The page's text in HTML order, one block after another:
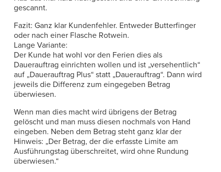
gescannt.
Fazit: Ganz klar Kundenfehler. Entweder Butterfinger
oder nach einer Flasche Rotwein.
Lange Variante:
Der Kunde hat wohl vor den Ferien dies als
Dauerauftrag einrichten wollen und ist „versehentlich“
auf „Dauerauftrag Plus“ statt „Dauerauftrag“. Dann wird
jeweils die Differenz zum eingegeben Betrag
überwiesen.
Wenn man dies macht wird übrigens der Betrag
gelöscht und man muss diesen nochmals von Hand
eingeben. Neben dem Betrag steht ganz klar der
Hinweis: „Der Betrag, der die erfasste Limite am
Ausführungstag überschreitet, wird ohne Rundung
überwiesen.“